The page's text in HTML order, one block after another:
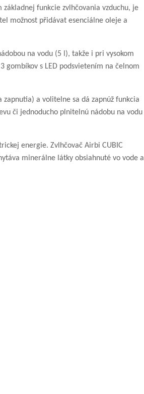
funkcie zvlhčovania vzduchu, je
možnost přidávat esenciálne oleje a
na vodu (5 l), takže i pri vysokom
gombíkov s LED podsvietením na čelnom
a volitelne sa dá zapnúž funkcia
či jednoducho plnitelnú nádobu na vodu
energie. Zvlhčovač Airbi CUBIC
minerálne látky obsiahnuté vo vode a